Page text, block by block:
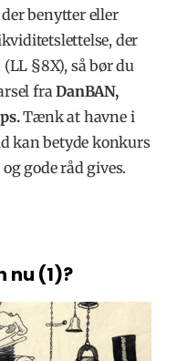
benytter eller
der
§8X), så bør du
fraDanBAN,
Tænk at havne i
kan betyde konkurs
gode råd gives.
nu (1)?